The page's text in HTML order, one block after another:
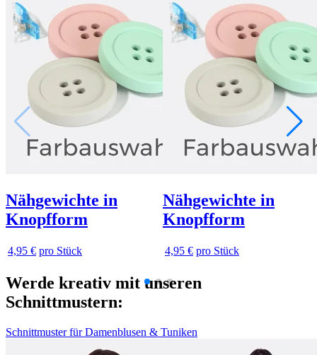
Nähgewichte in
Knopfform
4,95 € pro Stück
Nähgewichte in
Knopfform
4,95 € pro Stück
Werde kreativ mit unseren
Schnittmustern:
Schnittmuster für Damenblusen & Tuniken